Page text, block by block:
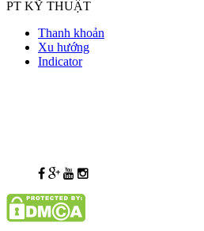
PT KỸ THUẬT
Thanh khoản
Xu hướng
Indicator